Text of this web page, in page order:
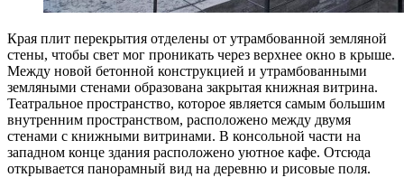
Края плит перекрытия отделены от утрамбованной земляной
стены, чтобы свет мог проникать через верхнее окно в крыше.
Между новой бетонной конструкцией и утрамбованными
земляными стенами образована закрытая книжная витрина.
Театральное пространство, которое является самым большим
внутренним пространством, расположено между двумя
стенами с книжными витринами. В консольной части на
западном конце здания расположено уютное кафе. Отсюда
открывается панорамный вид на деревню и рисовые поля.